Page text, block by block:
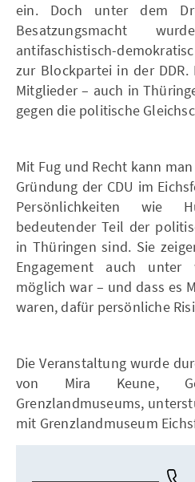
ein. Doch unter dem
Besatzungsmacht
antifaschistisch-
zur Blockpartei in der
Mitglieder – auch in
gegen die politische
Mit Fug und Recht kann
Gründung der CDU im
Persönlichkeiten wie
bedeutender Teil der
in Thüringen sind. Sie
Engagement auch unter
möglich war – und dass es
waren, dafür persönliche
Die Veranstaltung wurde
von Mira Keune,
Grenzlandmuseums,
mit Grenzlandmuseum